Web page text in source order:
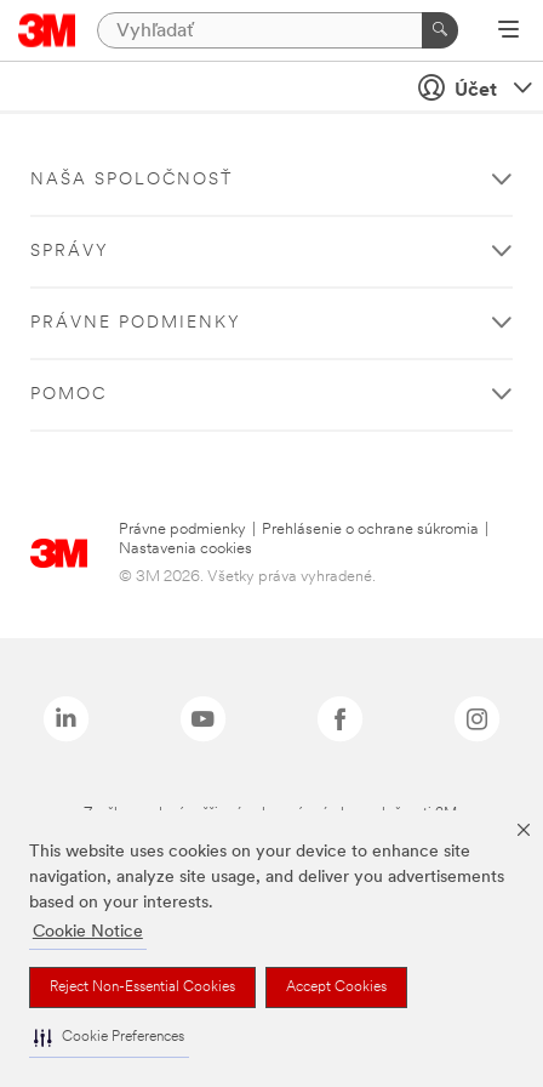
This website uses cookies on your device to enhance site
navigation, analyze site usage, and deliver you advertisements
based on your interests.
Cookie Notice
Reject Non-Essential Cookies Accept Cookies
Cookie Preferences
Účet
NAŠA SPOLOČNOSŤ
SPRÁVY
PRÁVNE PODMIENKY
POMOC
Právne podmienky Prehlásenie o ochrane súkromia
Nastavenia cookies
© 3M 2026. Všetky práva vyhradené.
Značky uvedené vyššie sú ochranné známky spoločnosti 3M.